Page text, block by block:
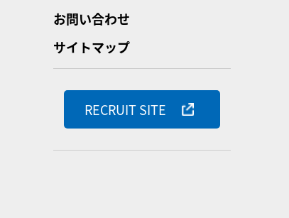
お問い合わせ
サイトマップ
RECRUIT SITE